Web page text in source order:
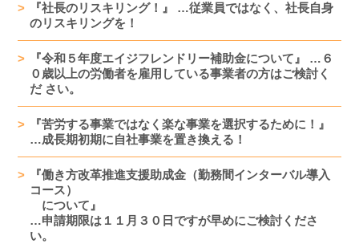
『社長のリスキリング！』 …従業員ではなく、社長自身
のリスキリングを！
『令和５年度エイジフレンドリー補助金について』 …６
０歳以上の労働者を雇用している事業者の方はご検討く
だ さい。
『苦労する事業ではなく楽な事業を選択するために！』
…成長期初期に自社事業を置き換える！
『働き方改革推進支援助成金（勤務間インターバル導入
コース）
について』
…申請期限は１１月３０日ですが早めにご検討くださ
い。